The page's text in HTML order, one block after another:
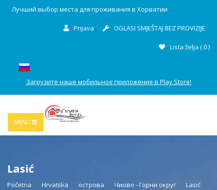
Лучший выбор места для проживания в Хорватии
Prijava OGLASI SMJEŠTAJ BEZ PROVIZIJE
Lista želja (0)
Загрузите наше мобильное приложение в Play Store!
MENU
Lasić
Početna Hrvatska острова Чиово - Горни округ Lasić